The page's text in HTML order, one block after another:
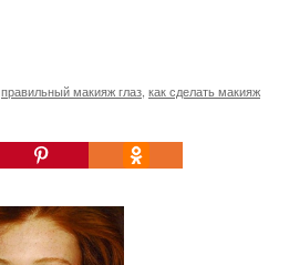
правильный макияж глаз как сделать макияж